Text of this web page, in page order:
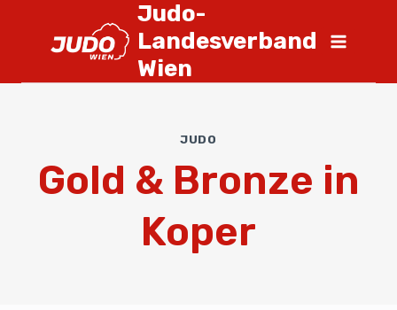
Judo-
Landesverband
Wien
JUDO
Gold & Bronze in
Koper